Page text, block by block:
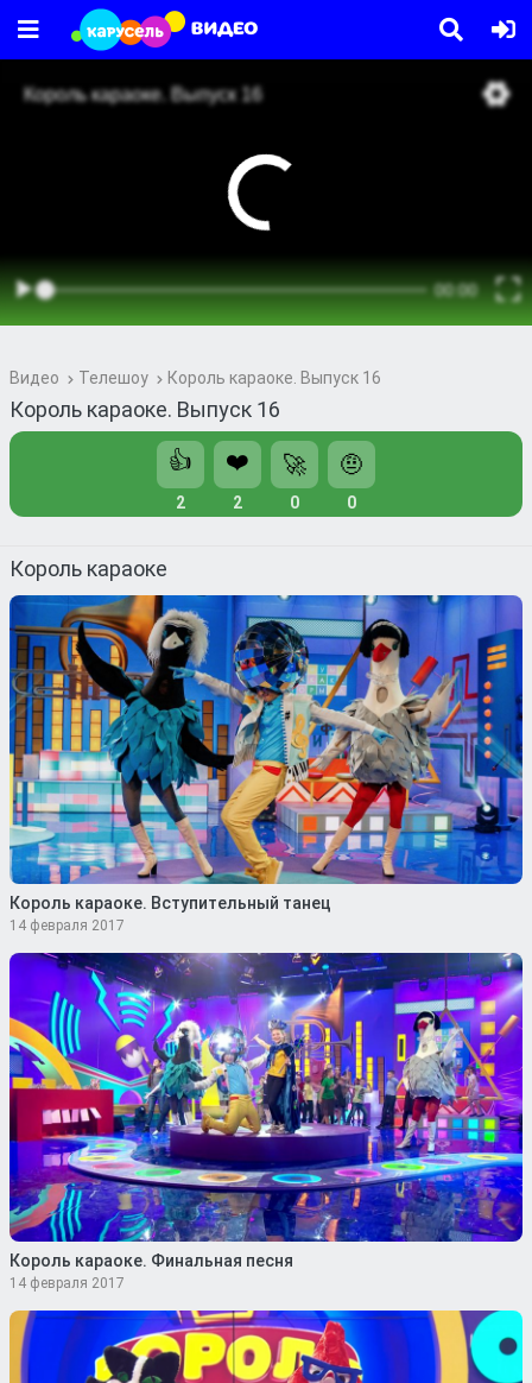
Видео Телешоу Король караоке. Выпуск 16
Король караоке. Выпуск 16
👍
2
❤️
2
🚀
0
🤨
0
Король караоке
Король караоке. Вступительный танец
14 февраля 2017
Король караоке. Финальная песня
14 февраля 2017